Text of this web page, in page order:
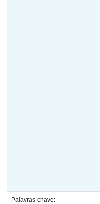
Palavras-chave: